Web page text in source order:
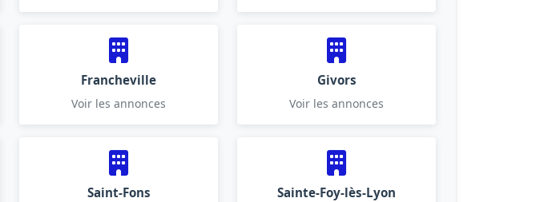
Francheville
Voir les annonces
Givors
Voir les annonces
Saint-Fons Sainte-Foy-lès-Lyon